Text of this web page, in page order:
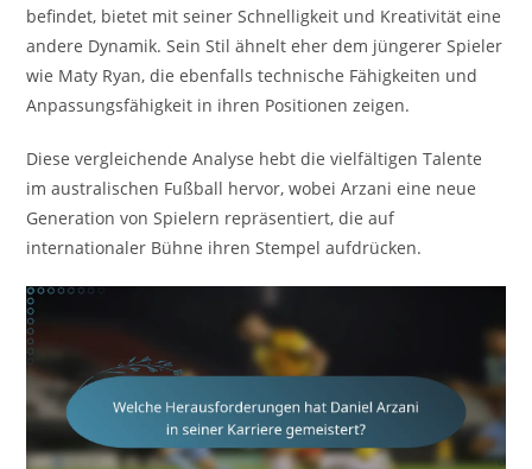
befindet, bietet mit seiner Schnelligkeit und Kreativität eine
andere Dynamik. Sein Stil ähnelt eher dem jüngerer Spieler
wie Maty Ryan, die ebenfalls technische Fähigkeiten und
Anpassungsfähigkeit in ihren Positionen zeigen.
Diese vergleichende Analyse hebt die vielfältigen Talente
im australischen Fußball hervor, wobei Arzani eine neue
Generation von Spielern repräsentiert, die auf
internationaler Bühne ihren Stempel aufdrücken.